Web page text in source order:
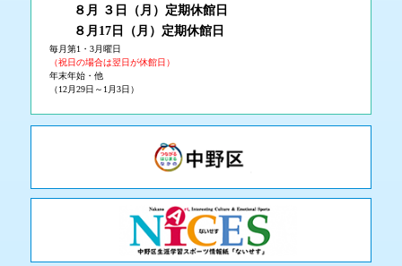
８月 ３ 日（月 ） 定期休館日
８月17日（月 ）定期休館日
毎月第1・3月曜日
（祝日の場合は翌日が休館日）
年末年始・他
（12月29日～1月3日）